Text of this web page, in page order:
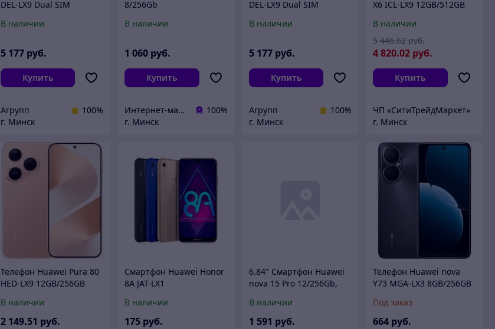
DEL-LX9 Dual SIM
международная версия)
В наличии
5 177 руб.
Купить
Агрупп
100%
г. Минск
8/256Gb
версия)
В наличии
1 060 руб.
Купить
Интернет-магазин ВашТелефон
100%
г. Минск
DEL-LX9 Dual SIM
красный,
В наличии
5 177 руб.
Купить
Агрупп
100%
г. Минск
X6 ICL-LX9 12GB/512GB
В наличии
4 820.02 руб.
5 446.62 руб.
Купить
ЧП «СитиТрейдМаркет»
г. Минск
Телефон Huawei Pura 80
HED-LX9 12GB/256GB
В наличии
2 149.51 руб.
Смартфон Huawei Honor
8A JAT-LX1
В наличии
175 руб.
6.84" Смартфон Huawei
nova 15 Pro 12/256Gb,
120Гц, 6500мAч, черный
В наличии
1 591 руб.
Телефон Huawei nova
Y73 MGA-LX3 8GB/256GB
Под заказ
664 руб.